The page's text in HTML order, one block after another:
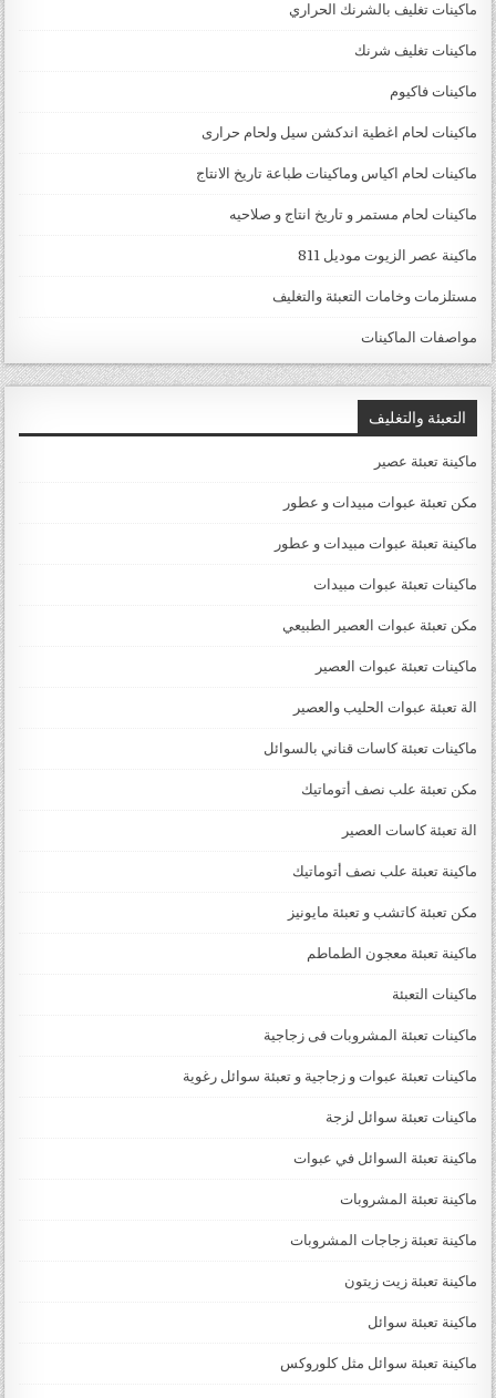
ماكينات تغليف بالشرنك الحراري
ماكينات تغليف شرنك
ماكينات فاكيوم
ماكينات لحام اغطية اندكشن سيل ولحام حرارى
ماكينات لحام اكياس وماكينات طباعة تاريخ الانتاج
ماكينات لحام مستمر و تاريخ انتاج و صلاحيه
ماكينة عصر الزيوت موديل 811
مستلزمات وخامات التعبئة والتغليف
مواصفات الماكينات
التعبئة والتغليف
ماكينة تعبئة عصير
مكن تعبئة عبوات مبيدات و عطور
ماكينة تعبئة عبوات مبيدات و عطور
ماكينات تعبئة عبوات مبيدات
مكن تعبئة عبوات العصير الطبيعي
ماكينات تعبئة عبوات العصير
الة تعبئة عبوات الحليب والعصير
ماكينات تعبئة كاسات قناني بالسوائل
مكن تعبئة علب نصف أتوماتيك
الة تعبئة كاسات العصير
ماكينة تعبئة علب نصف أتوماتيك
مكن تعبئة كاتشب و تعبئة مايونيز
ماكينة تعبئة معجون الطماطم
ماكينات التعبئة
ماكينات تعبئة المشروبات فى زجاجية
ماكينات تعبئة عبوات و زجاجية و تعبئة سوائل رغوية
ماكينات تعبئة سوائل لزجة
‏‏‏ماكينة تعبئة السوائل في عبوات
ماكينة تعبئة المشروبات
ماكينة تعبئة زجاجات المشروبات
ماكينة تعبئة زيت زيتون
ماكينة تعبئة سوائل
ماكينة تعبئة سوائل مثل كلوروكس